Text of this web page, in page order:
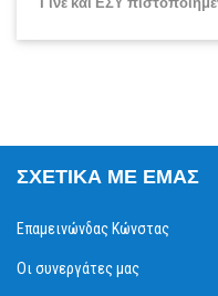
ΣΧΕΤΙΚΆ ΜΕ ΕΜΆΣ
Επαμεινώνδας Κώνστας
Οι συνεργάτες μας